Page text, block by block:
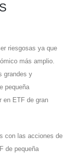
riesgosas ya que
más amplio.
grandes y
pequeña
en ETF de gran
con las acciones de
de pequeña